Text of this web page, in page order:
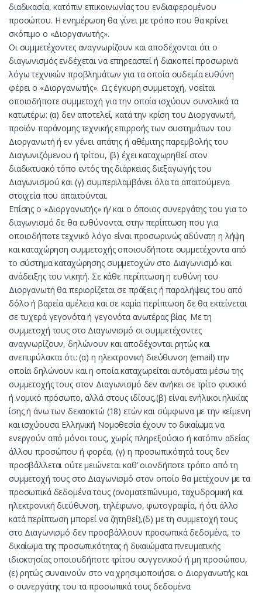
διαδικασία, κατόπιν επικοινωνίας του ενδιαφερομένου
προσώπου. Η ενημέρωση θα γίνει με τρόπο που θα κρίνει
σκόπιμο ο «Διοργανωτής».
Οι συμμετέχοντες αναγνωρίζουν και αποδέχονται ότι ο
διαγωνισμός ενδέχεται να επηρεαστεί ή διακοπεί προσωρινά
λόγω τεχνικών προβλημάτων για τα οποία ουδεμία ευθύνη
φέρει ο «Διοργανωτής». Ως έγκυρη συμμετοχή, νοείται
οποιοδήποτε συμμετοχή για την οποία ισχύουν συνολικά τα
κατωτέρω: (α) δεν αποτελεί, κατά την κρίση του Διοργανωτή,
προϊόν παράνομης τεχνικής επιρροής των συστημάτων του
Διοργανωτή ή εν γένει απάτης ή αθέμιτης παρεμβολής του
Διαγωνιζόμενου ή τρίτου, (β) έχει καταχωρηθεί στον
διαδικτυακό τόπο εντός της διάρκειας διεξαγωγής του
Διαγωνισμού και (γ) συμπεριλαμβάνει όλα τα απαιτούμενα
στοιχεία που απαιτούνται.
Επίσης ο «Διοργανωτής» ή/ και ο όποιος συνεργάτης του για το
διαγωνισμό δε θα ευθύνονται στην περίπτωση που για
οποιοδήποτε τεχνικό λόγο είναι προσωρινώς αδύνατη η λήψη
και καταχώρηση συμμετοχής οποιουδήποτε συμμετέχοντα από
το σύστημα καταχώρησης συμμετοχών στο Διαγωνισμό και
ανάδειξης του νικητή. Σε κάθε περίπτωση η ευθύνη του
Διοργανωτή θα περιορίζεται σε πράξεις ή παραλήψεις του από
δόλο ή βαρεία αμέλεια και σε καμία περίπτωση δε θα εκτείνεται
σε τυχερά γεγονότα ή γεγονότα ανωτέρας βίας. Με τη
συμμετοχή τους στο Διαγωνισμό οι συμμετέχοντες
αναγνωρίζουν, δηλώνουν και αποδέχονται ρητώς και
ανεπιφύλακτα ότι: (α) η ηλεκτρονική διεύθυνση (email) την
οποία δηλώνουν και η οποία καταχωρείται αυτόματα μέσω της
συμμετοχής τους στον Διαγωνισμό δεν ανήκει σε τρίτο φυσικό
ή νομικό πρόσωπο, αλλά στους ιδίους,(β) είναι ενήλικοι ηλικίας
ίσης ή άνω των δεκαοκτώ (18) ετών και σύμφωνα με την κείμενη
και ισχύουσα Ελληνική Νομοθεσία έχουν το δικαίωμα να
ενεργούν από μόνοι τους, χωρίς πληρεξούσιο ή κατόπιν αδείας
άλλου προσώπου ή φορέα, (γ) η προσωπικότητά τους δεν
προσβάλλεται ούτε μειώνεται καθ’ οιονδήποτε τρόπο από τη
συμμετοχή τους στο Διαγωνισμό στον οποίο θα μετέχουν με τα
προσωπικά δεδομένα τους (ονοματεπώνυμο, ταχυδρομική και
ηλεκτρονική διεύθυνση, τηλέφωνο, φωτογραφία, ή ότι άλλο
κατά περίπτωση μπορεί να ζητηθεί),(δ) με τη συμμετοχή τους
στο Διαγωνισμό δεν προσβάλλουν προσωπικά δεδομένα, το
δικαίωμα της προσωπικότητας ή δικαιώματα πνευματικής
ιδιοκτησίας οποιουδήποτε τρίτου συγγενικού ή μη προσώπου,
(ε) ρητώς συναινούν στο να χρησιμοποιήσει ο Διοργανωτής και
ο συνεργάτης του τα προσωπικά τους δεδομένα